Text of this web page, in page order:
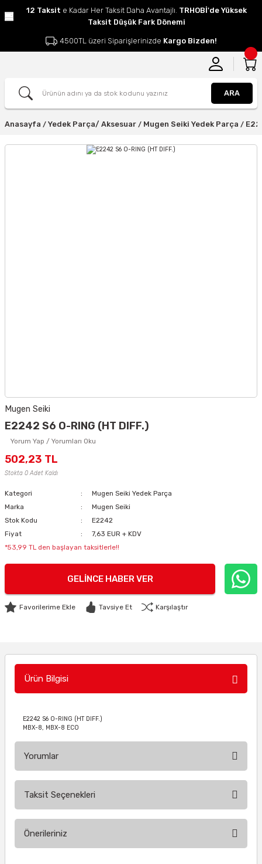
12 Taksit e Kadar Her Taksit Daha Avantajlı. TRHOBİ'de Yüksek
Taksit Düşük Fark Dönemi
4500TL üzeri Siparişlerinizde Kargo Bizden!
ARA
Anasayfa Yedek Parça/ Aksesuar Mugen Seiki Yedek Parça
Mugen Seiki
E2242 S6 O-RING (HT DIFF.)
Yorum Yap / Yorumları Oku
502,23 TL
Stokta 0 Adet Kaldı
Kategori
Mugen Seiki Yedek Parça
Marka
Mugen Seiki
Stok Kodu
E2242
Fiyat
7,63 EUR + KDV
*53,99 TL den başlayan taksitlerle!!
GELINCE HABER VER
Tavsiye Et Karşılaştır
Ürün Bilgisi
E2242 S6 O-RING (HT DIFF.)
MBX-8, MBX-8 ECO
Yorumlar
Taksit Seçenekleri
Önerileriniz